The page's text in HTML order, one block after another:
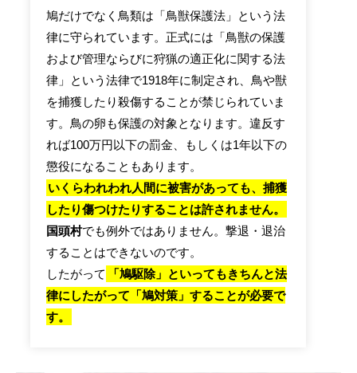
鳩だけでなく鳥類は「鳥獣保護法」という法
律に守られています。正式には「鳥獣の保護
および管理ならびに狩猟の適正化に関する法
律」という法律で1918年に制定され、鳥や獣
を捕獲したり殺傷することが禁じられていま
す。鳥の卵も保護の対象となります。違反す
れば100万円以下の罰金、もしくは1年以下の
懲役になることもあります。
いくらわれわれ人間に被害があっても、捕獲
したり傷つけたりすることは許されません。
国頭村でも例外ではありません。撃退・退治
することはできないのです。
したがって
「鳩駆除」といってもきちんと法
律にしたがって「鳩対策」することが必要で
す。